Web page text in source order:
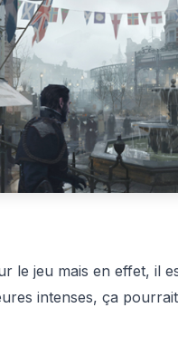
le jeu mais en effet, il
intenses, ça